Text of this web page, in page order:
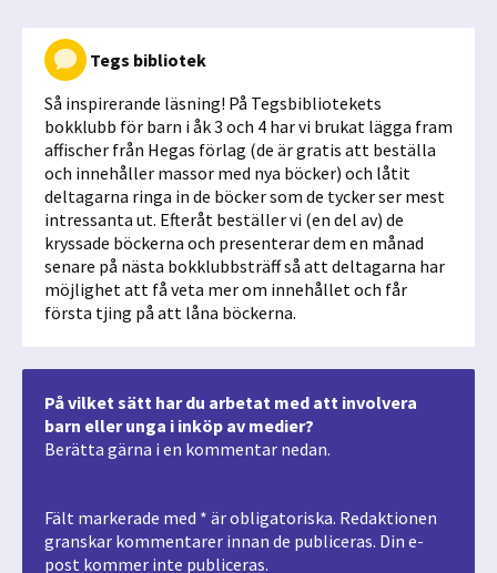
Tegs bibliotek
Så inspirerande läsning! På Tegsbibliotekets
bokklubb för barn i åk 3 och 4 har vi brukat lägga fram
affischer från Hegas förlag (de är gratis att beställa
och innehåller massor med nya böcker) och låtit
deltagarna ringa in de böcker som de tycker ser mest
intressanta ut. Efteråt beställer vi (en del av) de
kryssade böckerna och presenterar dem en månad
senare på nästa bokklubbsträff så att deltagarna har
möjlighet att få veta mer om innehållet och får
första tjing på att låna böckerna.
På vilket sätt har du arbetat med att involvera
barn eller unga i inköp av medier?
Berätta gärna i en kommentar nedan.
Fält markerade med * är obligatoriska. Redaktionen
granskar kommentarer innan de publiceras. Din e-
post kommer inte publiceras.